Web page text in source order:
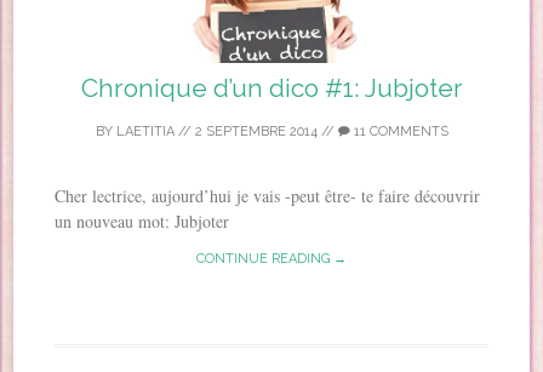
Chronique d’un dico #1: Jubjoter
BY LAETITIA// 2 SEPTEMBRE 2014 // 11 COMMENTS
Cher lectrice, aujourd’hui je vais -peut être- te faire découvrir
un nouveau mot: Jubjoter
CONTINUE READING →